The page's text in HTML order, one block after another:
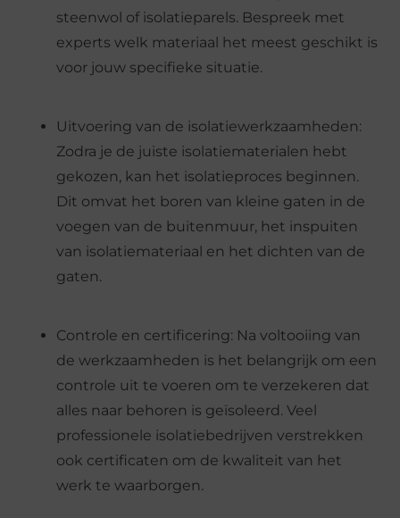
steenwol of isolatieparels. Bespreek met
experts welk materiaal het meest geschikt is
voor jouw specifieke situatie.
Uitvoering van de isolatiewerkzaamheden:
Zodra je de juiste isolatiematerialen hebt
gekozen, kan het isolatieproces beginnen.
Dit omvat het boren van kleine gaten in de
voegen van de buitenmuur, het inspuiten
van isolatiemateriaal en het dichten van de
gaten.
Controle en certificering: Na voltooiing van
de werkzaamheden is het belangrijk om een
controle uit te voeren om te verzekeren dat
alles naar behoren is geïsoleerd. Veel
professionele isolatiebedrijven verstrekken
ook certificaten om de kwaliteit van het
werk te waarborgen.